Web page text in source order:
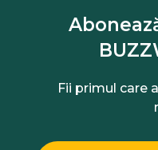
Fii primul care